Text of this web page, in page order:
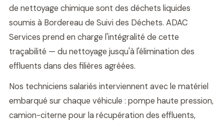
de nettoyage chimique sont des déchets liquides
soumis à Bordereau de Suivi des Déchets. ADAC
Services prend en charge l'intégralité de cette
traçabilité — du nettoyage jusqu'à l'élimination des
effluents dans des filières agréées.
Nos techniciens salariés interviennent avec le matériel
embarqué sur chaque véhicule : pompe haute pression,
camion-citerne pour la récupération des effluents,